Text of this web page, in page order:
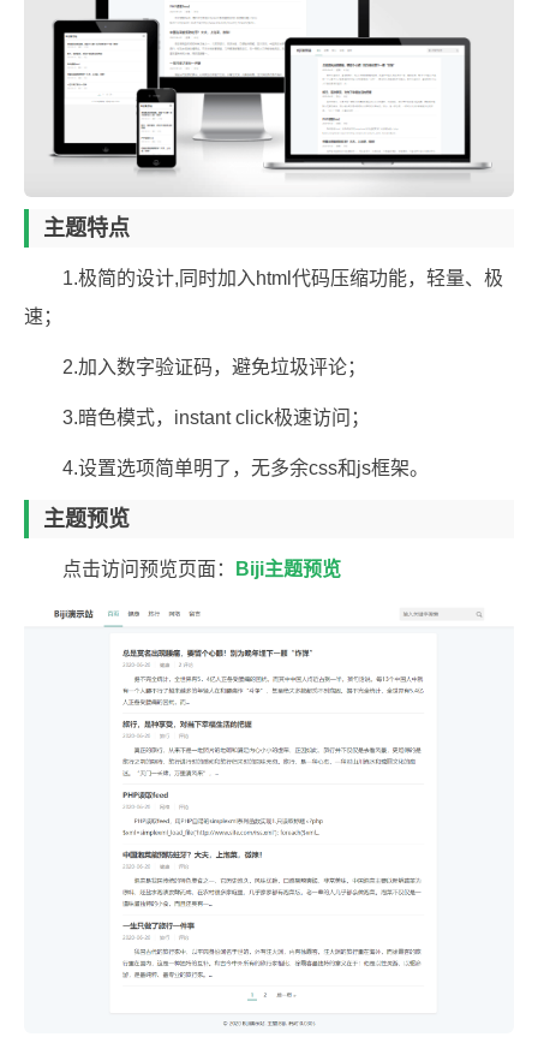
主题特点
1.极简的设计,同时加入html代码压缩功能，轻量、极
速；
2.加入数字验证码，避免垃圾评论；
3.暗色模式，instant click极速访问；
4.设置选项简单明了，无多余css和js框架。
主题预览
点击访问预览页面： Biji主题预览